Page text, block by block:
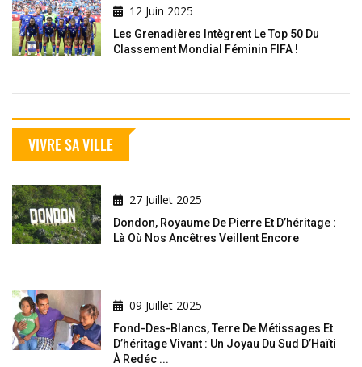
12 Juin 2025
Les Grenadières Intègrent Le Top 50 Du
Classement Mondial Féminin FIFA !
VIVRE SA VILLE
27 Juillet 2025
Dondon, Royaume De Pierre Et D’héritage :
Là Où Nos Ancêtres Veillent Encore
09 Juillet 2025
Fond-Des-Blancs, Terre De Métissages Et
D’héritage Vivant : Un Joyau Du Sud D’Haïti
À Redéc ...